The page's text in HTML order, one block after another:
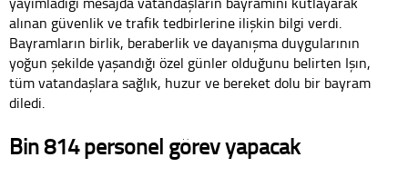
alınan güvenlik ve trafik tedbirlerine ilişkin bilgi verdi.
Bayramların birlik, beraberlik ve dayanışma duygularının
yoğun şekilde yaşandığı özel günler olduğunu belirten Işın,
tüm vatandaşlara sağlık, huzur ve bereket dolu bir bayram
diledi.
Bin 814 personel görev yapacak